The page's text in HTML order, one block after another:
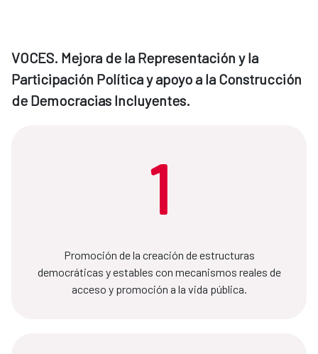
VOCES. Mejora de la Representación y la
Participación Política y apoyo a la Construcción
de Democracias Incluyentes.
1
Promoción de la creación de estructuras
democráticas y estables con mecanismos reales de
acceso y promoción a la vida pública.